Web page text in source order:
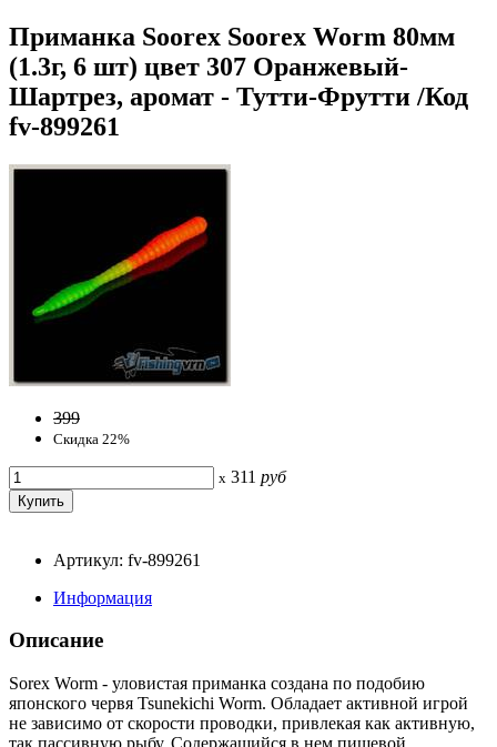
Приманка Soorex Soorex Worm 80мм
(1.3г, 6 шт) цвет 307 Оранжевый-
Шартрез, аромат - Тутти-Фрутти /Код
fv-899261
399
Скидка 22%
x 311 руб
Артикул: fv-899261
Информация
Описание
Sorex Worm - уловистая приманка создана по подобию
японского червя Tsunekichi Worm. Обладает активной игрой
не зависимо от скорости проводки, привлекая как активную,
так пассивную рыбу. Содержащийся в нем пищевой